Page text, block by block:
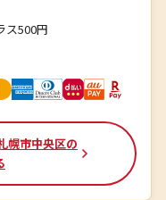
ス500円
幌市中央区の